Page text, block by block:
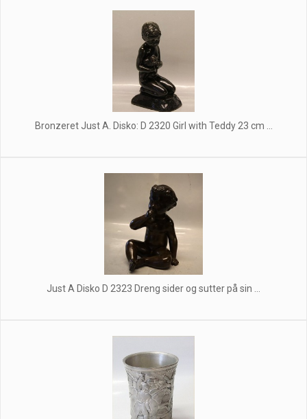
Bronzeret Just A. Disko: D 2320 Girl with Teddy 23 cm ...
Just A Disko D 2323 Dreng sider og sutter på sin ...